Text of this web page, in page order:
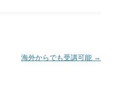
海外からでも受講可能 →